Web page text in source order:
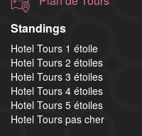
Standings
Hotel Tours 1 étoile
Hotel Tours 2 étoiles
Hotel Tours 3 étoiles
Hotel Tours 4 étoiles
Hotel Tours 5 étoiles
Hotel Tours pas cher